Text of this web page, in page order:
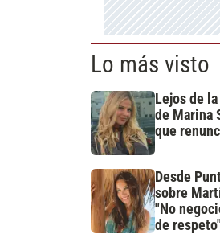
Lo más visto
Lejos de
de Marina
que
Desde
sobre
"No
de